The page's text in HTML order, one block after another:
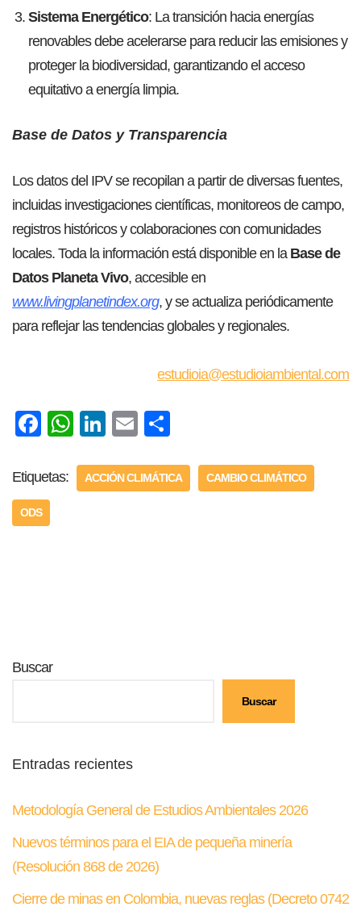
Sistema Energético: La transición hacia energías
renovables debe acelerarse para reducir las emisiones y
proteger la biodiversidad, garantizando el acceso
equitativo a energía limpia.
Base de Datos y Transparencia
Los datos del IPV se recopilan a partir de diversas fuentes,
incluidas investigaciones científicas, monitoreos de campo,
registros históricos y colaboraciones con comunidades
locales. Toda la información está disponible en la Base de
Datos Planeta Vivo, accesible en
www.livingplanetindex.org, y se actualiza periódicamente
para reflejar las tendencias globales y regionales.
estudioia@estudioiambiental.com
F
e
b
o
W
at
s
Li
e
dI
E
ail m
p
Etiquetas: ACCIÓN CLIMÁTICA CAMBIO CLIMÁTICO
ODS
Buscar
Buscar
Entradas recientes
Metodología General de Estudios Ambientales 2026
Nuevos términos para el EIA de pequeña minería
(Resolución 868 de 2026)
Cierre de minas en Colombia, nuevas reglas (Decreto 0742